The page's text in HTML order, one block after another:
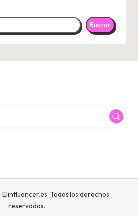
Buscar
Todos los derechos
reservados.